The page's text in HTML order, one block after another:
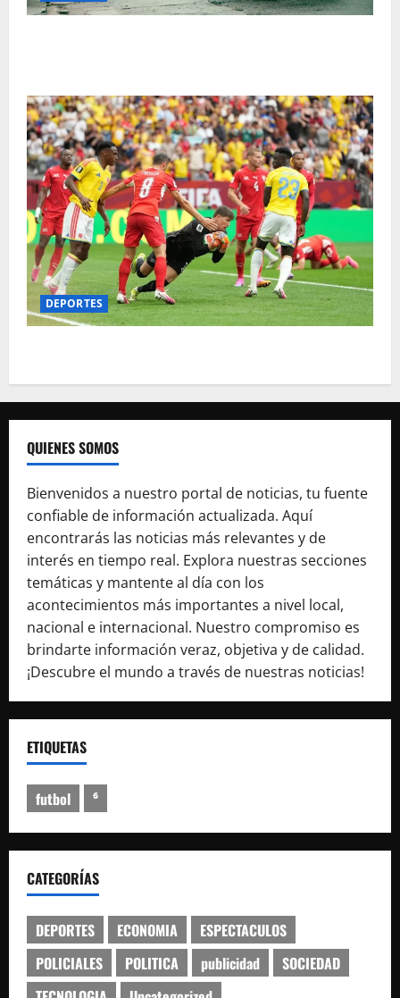
DEPORTES
QUIENES SOMOS
Bienvenidos a nuestro portal de noticias, tu fuente
confiable de información actualizada. Aquí
encontrarás las noticias más relevantes y de
interés en tiempo real. Explora nuestras secciones
temáticas y mantente al día con los
acontecimientos más importantes a nivel local,
nacional e internacional. Nuestro compromiso es
brindarte información veraz, objetiva y de calidad.
¡Descubre el mundo a través de nuestras noticias!
ETIQUETAS
futbol ⁶
CATEGORÍAS
DEPORTES ECONOMIA
ESPECTACULOS
POLICIALES
POLITICA publicidad
SOCIEDAD